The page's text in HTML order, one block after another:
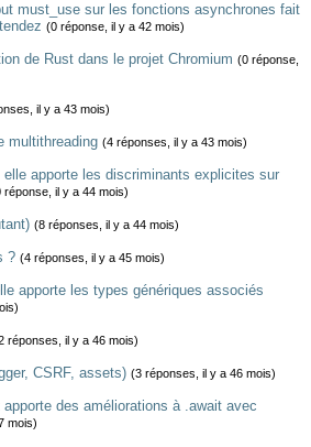
must_use sur les fonctions asynchrones fait
(0 réponse, il y a 42 mois)
de Rust dans le projet Chromium (0 réponse,
il y a 43 mois)
multithreading (4 réponses, il y a 43 mois)
apporte les discriminants explicites sur
réponse, il y a 44 mois)
(8 réponses, il y a 44 mois)
? (4 réponses, il y a 45 mois)
apporte les types génériques associés
réponses, il y a 46 mois)
CSRF, assets) (3 réponses, il y a 46 mois)
des améliorations à .await avec
mois)